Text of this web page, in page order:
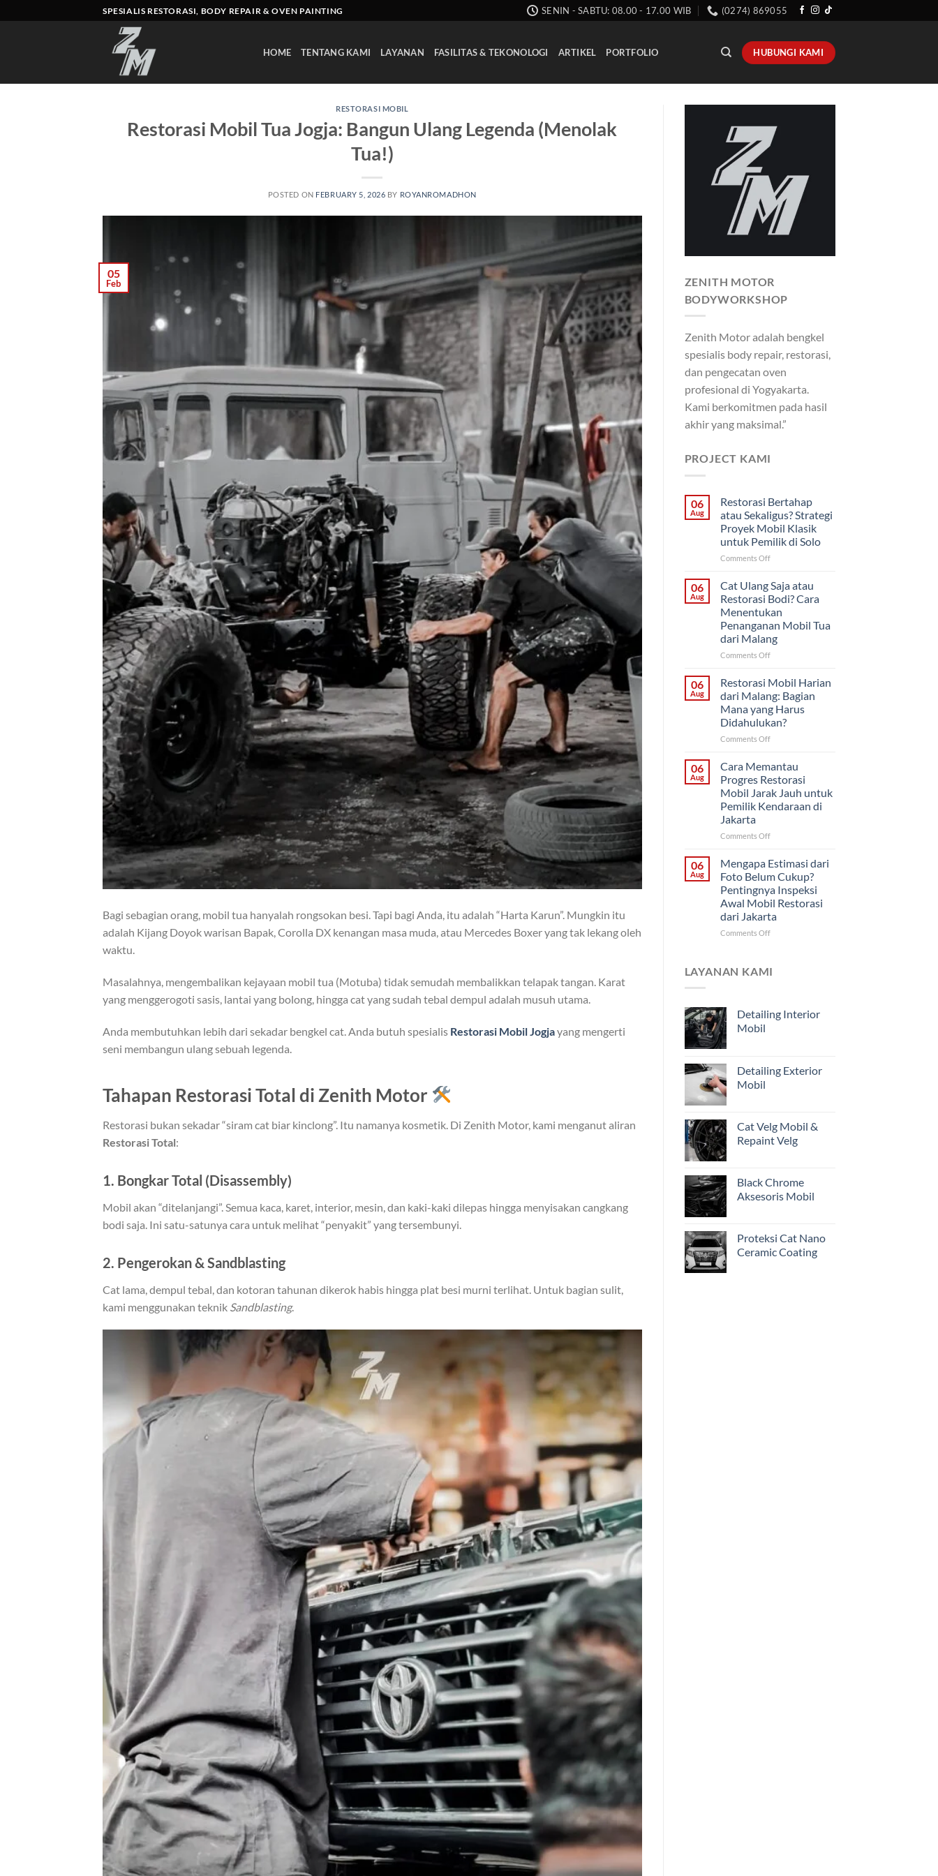
to
SPESIALIS RESTORASI, BODY REPAIR & OVEN PAINTING SENIN - SABTU: 08.00 - 17.00 WIB (0274) 869055
HOME TENTANG KAMI LAYANAN FASILITAS & TEKONOLOGI ARTIKEL PORTFOLIO HUBUNGI KAMI
RESTORASI MOBIL
Restorasi Mobil Tua Jogja: Bangun Ulang Legenda (Menolak
Tua!)
POSTED ON FEBRUARY 5, 2026 BY ROYANROMADHON
05
Feb
Bagi sebagian orang, mobil tua hanyalah rongsokan besi. Tapi bagi Anda, itu adalah “Harta Karun”. Mungkin itu
adalah Kijang Doyok warisan Bapak, Corolla DX kenangan masa muda, atau Mercedes Boxer yang tak lekang oleh
waktu.
Masalahnya, mengembalikan kejayaan mobil tua (Motuba) tidak semudah membalikkan telapak tangan. Karat
yang menggerogoti sasis, lantai yang bolong, hingga cat yang sudah tebal dempul adalah musuh utama.
Anda membutuhkan lebih dari sekadar bengkel cat. Anda butuh spesialis Restorasi Mobil Jogjayang mengerti
seni membangun ulang sebuah legenda.
Tahapan Restorasi Total di Zenith Motor
Restorasi bukan sekadar “siram cat biar kinclong”. Itu namanya kosmetik. Di Zenith Motor, kami menganut aliran
Restorasi Total:
1. Bongkar Total (Disassembly)
Mobil akan “ditelanjangi”. Semua kaca, karet, interior, mesin, dan kaki-kaki dilepas hingga menyisakan cangkang
bodi saja. Ini satu-satunya cara untuk melihat “penyakit” yang tersembunyi.
2. Pengerokan & Sandblasting
Cat lama, dempul tebal, dan kotoran tahunan dikerok habis hingga plat besi murni terlihat. Untuk bagian sulit,
kami menggunakan teknik Sandblasting.
ZENITH MOTOR
BODYWORKSHOP
Zenith Motor adalah bengkel
spesialis body repair, restorasi,
dan pengecatan oven
profesional di Yogyakarta.
Kami berkomitmen pada hasil
akhir yang maksimal.”
PROJECT KAMI
06
Aug
Restorasi Bertahap
atau Sekaligus? Strategi
Proyek Mobil Klasik
untuk Pemilik di Solo
Comments Offon
Bertahap
atau
Sekaligus?
Strategi
Proyek
Mobil
Klasik
di
Solo
06
Aug
Cat Ulang Saja atau
Restorasi Bodi? Cara
Menentukan
Penanganan Mobil Tua
dari Malang
Comments Offon
Ulang
Saja
atau
Restorasi
Bodi?
Cara
Mobil
Tua
dari
Malang
06
Aug
Restorasi Mobil Harian
dari Malang: Bagian
Mana yang Harus
Didahulukan?
Comments Offon
Mobil
Harian
dari
Malang:
Bagian
yang
06
Aug
Cara Memantau
Progres Restorasi
Mobil Jarak Jauh untuk
Pemilik Kendaraan di
Jakarta
Comments Offon
Memantau
Progres
Restorasi
Mobil
Jarak
Jauh
untuk
Jakarta
06
Aug
Mengapa Estimasi dari
Foto Belum Cukup?
Pentingnya Inspeksi
Awal Mobil Restorasi
dari Jakarta
Comments Offon
dari
Pentingnya
dari
LAYANAN KAMI
Detailing Interior
Mobil
Detailing Exterior
Mobil
Cat Velg Mobil &
Repaint Velg
Black Chrome
Aksesoris Mobil
Proteksi Cat Nano
Ceramic Coating